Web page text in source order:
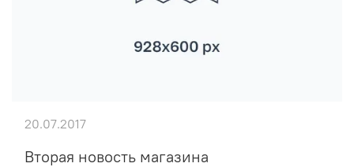
Вторая новость магазина
20.07.2017